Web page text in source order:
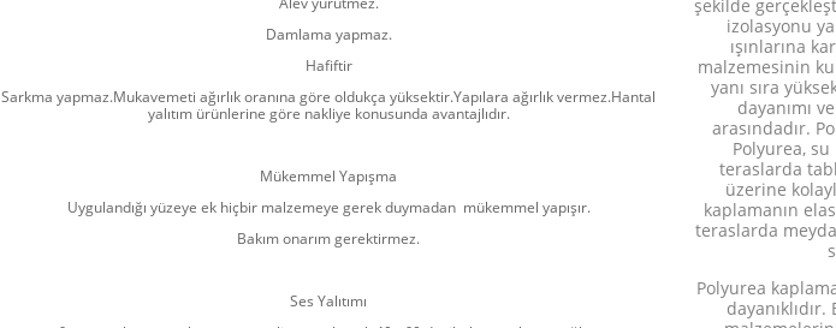
Damlama yapmaz.
Hafiftir
Sarkma yapmaz.Mukavemeti ağırlık oranına göre oldukça yüksektir.Yapılara ağırlık vermez.Hantal
yalıtım ürünlerine göre nakliye konusunda avantajlıdır.
Mükemmel Yapışma
Uygulandığı yüzeye ek hiçbir malzemeye gerek duymadan mükemmel yapışır.
Bakım onarım gerektirmez.
Ses Yalıtımı
şekilde
izolasyonu
ışınlarına
malzemesinin
yanı sıra
dayanımı
arasındadır.
Polyurea,
teraslarda
üzerine
kaplamanın
teraslarda
Polyurea